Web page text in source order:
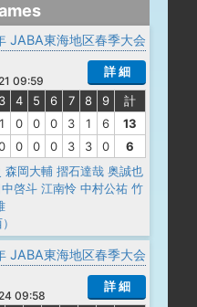
JABA東海地区春季大会
09:59
詳 細
3 4 5 6 7 8 9
計
1 0 0 0 3 1 6
13
0 0 0 3 3 0
6
森岡大輔 摺石達哉 奥誠也
中啓斗 江南怜 中村公祐 竹
JABA東海地区春季大会
09:58
詳 細